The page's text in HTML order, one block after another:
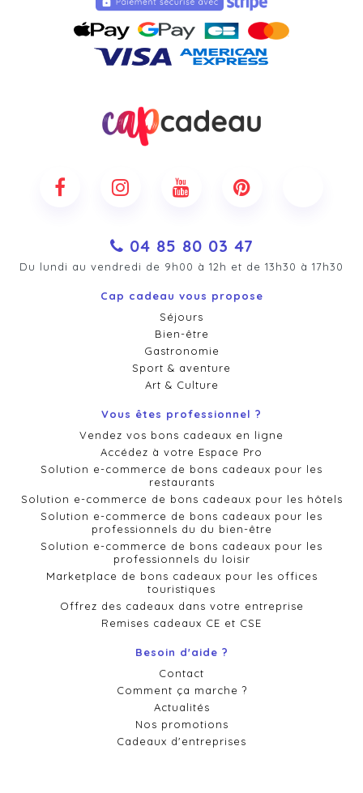
04 85 80 03 47
Du lundi au vendredi de 9h00 à 12h et de 13h30 à 17h30
Cap cadeau vous propose
Séjours
Bien-être
Gastronomie
Sport & aventure
Art & Culture
Vous êtes professionnel ?
Vendez vos bons cadeaux en ligne
Accédez à votre Espace Pro
Solution e-commerce de bons cadeaux pour les
restaurants
Solution e-commerce de bons cadeaux pour les hôtels
Solution e-commerce de bons cadeaux pour les
professionnels du du bien-être
Solution e-commerce de bons cadeaux pour les
professionnels du loisir
Marketplace de bons cadeaux pour les offices
touristiques
Offrez des cadeaux dans votre entreprise
Remises cadeaux CE et CSE
Besoin d'aide ?
Contact
Comment ça marche ?
Actualités
Nos promotions
Cadeaux d'entreprises